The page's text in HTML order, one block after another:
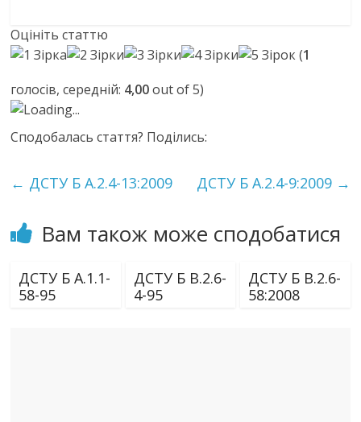
Оцініть статтю
(1
голосів, середній: 4,00out of 5)
Loading...
Сподобалась стаття? Поділись:
← ДСТУ Б А.2.4-13:2009 ДСТУ Б А.2.4-9:2009 →
Вам також може сподобатися
ДСТУ Б А.1.1-
58-95
ДСТУ Б В.2.6-
4-95
ДСТУ Б В.2.6-
58:2008